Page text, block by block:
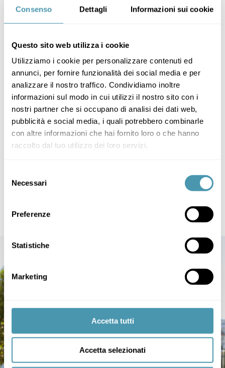
Consenso Dettagli Informazioni sui cookie
Questo sito web utilizza i cookie
Utilizziamo i cookie per personalizzare contenuti ed
annunci, per fornire funzionalità dei social media e per
analizzare il nostro traffico. Condividiamo inoltre
informazioni sul modo in cui utilizzi il nostro sito con i
nostri partner che si occupano di analisi dei dati web,
pubblicità e social media, i quali potrebbero combinarle
con altre informazioni che hai fornito loro o che hanno
raccolto dal tuo utilizzo dei loro servizi.
delNecessari
Preferenze
Statistiche
Marketing
Accetta tutti
Accetta selezionati
385,00€ 400,00€